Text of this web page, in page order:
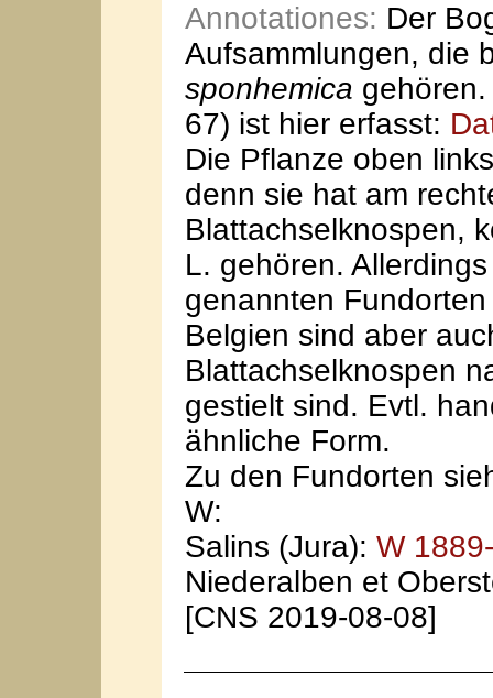
Annotationes: Der
Aufsammlungen, die
sponhemica
67) ist hier erfasst:
Die Pflanze oben
denn sie hat am
Blattachselknospen,
L. gehören.
genannten
Belgien sind aber
Blattachselknospen
gestielt sind. Evtl.
ähnliche Form.
Zu den Fundorten
W:
Salins (Jura): W
Niederalben et
[CNS 2019-08-08]